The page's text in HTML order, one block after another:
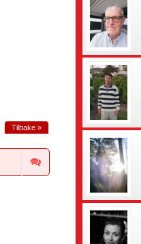
Tilbake »